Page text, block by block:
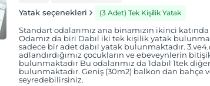
Yatak seçenekleri (3 Adet) Tek Kişilik Yatak
Standart odalarımız ana binamızın ikinci
Odamız da biri Dabıl iki tek kişilik yatak
sadece bir adet dabıl yatak bulunmaktadır.
adlandırdığımız çocukların ve ebeveynlerin
bulunmaktadır Bu odalarımız da 1dabıl 1tek
bulunmaktadır. Geniş (30m2) balkon dan bahçe
seyredebilirsiniz.